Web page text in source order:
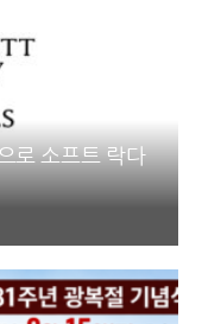
로 소프트 락다